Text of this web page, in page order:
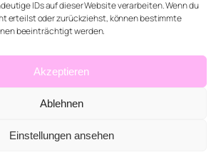
IDs auf dieser Website verarbeiten. Wenn du
erteilst oder zurückziehst, können bestimmte
beeinträchtigt werden.
Akzeptieren
Ablehnen
Einstellungen ansehen
das du glücklich bist“ ich:“ ich
das so eine gute Idee ist“
es doch einfach. und
mit für euch beide“ mein
zu Maddox er schaute
zwinkerte. ich umarmte ihm
noch eine Nachricht ich:“